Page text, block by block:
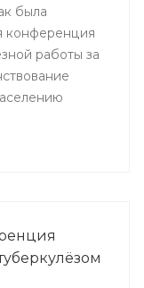
была
конференция
работы за